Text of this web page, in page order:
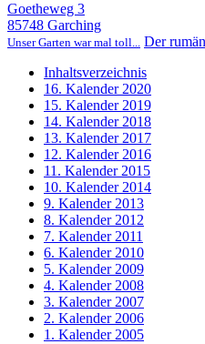
Goetheweg 3
85748 Garching
Unser Garten war mal toll... Der
Inhaltsverzeichnis
16. Kalender 2020
15. Kalender 2019
14. Kalender 2018
13. Kalender 2017
12. Kalender 2016
11. Kalender 2015
10. Kalender 2014
9. Kalender 2013
8. Kalender 2012
7. Kalender 2011
6. Kalender 2010
5. Kalender 2009
4. Kalender 2008
3. Kalender 2007
2. Kalender 2006
1. Kalender 2005